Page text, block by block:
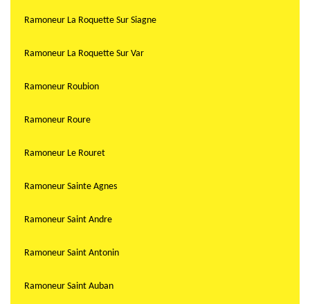
Ramoneur La Roquette Sur Siagne
Ramoneur La Roquette Sur Var
Ramoneur Roubion
Ramoneur Roure
Ramoneur Le Rouret
Ramoneur Sainte Agnes
Ramoneur Saint Andre
Ramoneur Saint Antonin
Ramoneur Saint Auban